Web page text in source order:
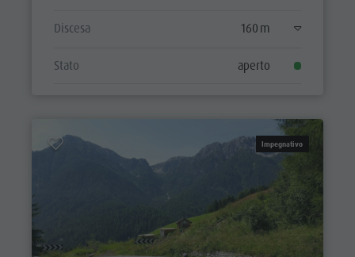
Discesa 160 m
Stato aperto
Impegnativo